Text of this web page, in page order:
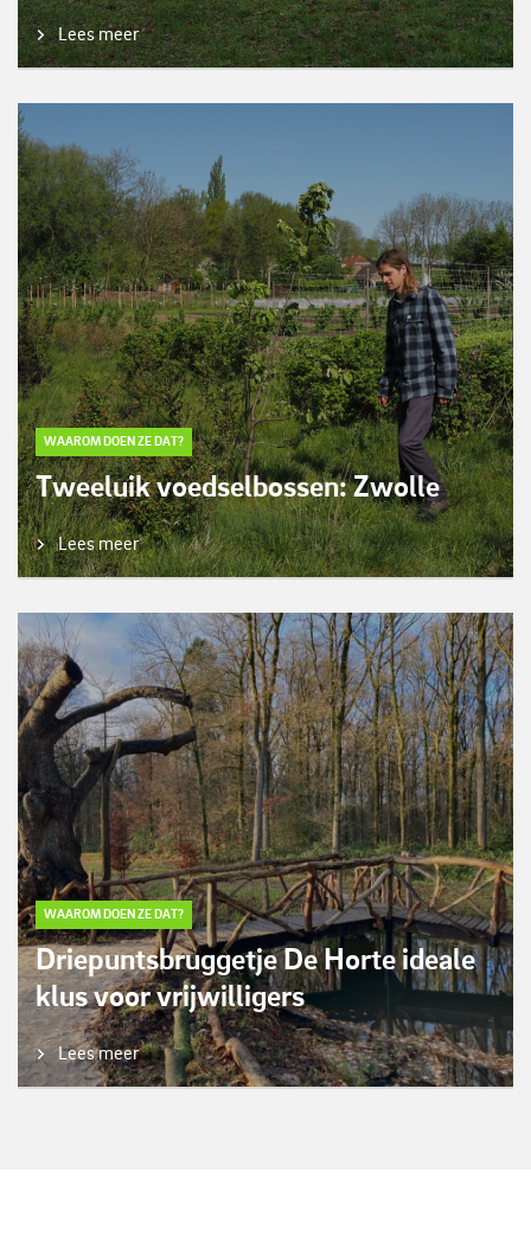
Lees meer
WAAROM DOEN ZE DAT?
Tweeluik voedselbossen: Zwolle
Lees meer
WAAROM DOEN ZE DAT?
Driepuntsbruggetje De Horte ideale
klus voor vrijwilligers
Lees meer